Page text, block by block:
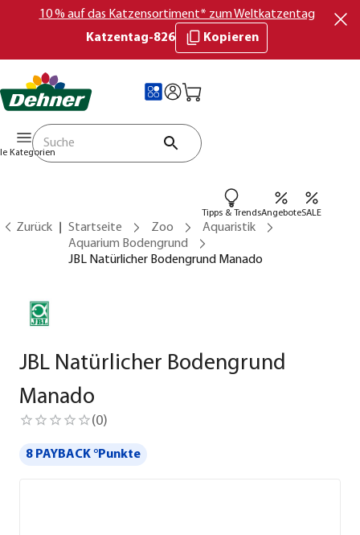
10 % auf das Katzensortiment* zum Weltkatzentag
Katzentag-826
Kopieren
Kategorien
Tipps & TrendsAngeboteSALE
Zurück Startseite Zoo
Aquaristik
Aquarium Bodengrund
JBL Natürlicher Bodengrund Manado
JBL Natürlicher Bodengrund
Manado
(0)
8 PAYBACK °Punkte